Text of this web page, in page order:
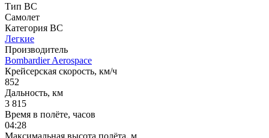
Тип ВС
Самолет
Категория ВС
Легкие
Производитель
Bombardier Aerospace
Крейсерская скорость, км/ч
852
Дальность, км
3 815
Время в полёте, часов
04:28
Максимальная высота полёта, м